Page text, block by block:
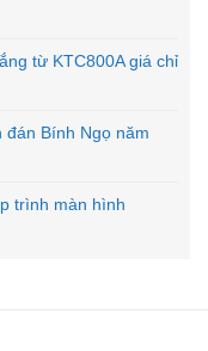
từ KTC800A giá chỉ
đán Bính Ngọ năm
trình màn hình